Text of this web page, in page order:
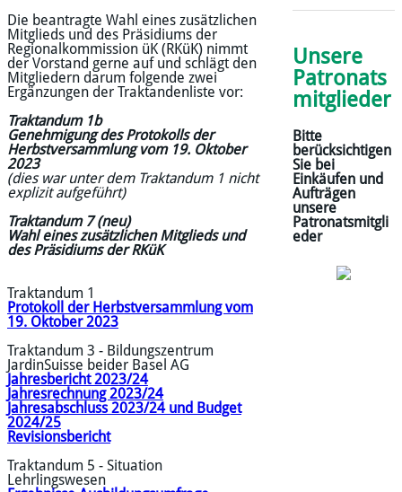
Die beantragte Wahl eines zusätzlichen
Mitglieds und des Präsidiums der
Regionalkommission üK (RKüK) nimmt
der Vorstand gerne auf und schlägt den
Mitgliedern darum folgende zwei
Ergänzungen der Traktandenliste vor:
Traktandum 1b
Genehmigung des Protokolls der
Herbstversammlung vom 19. Oktober
2023
(dies war unter dem Traktandum 1 nicht
explizit aufgeführt)
Traktandum 7 (neu)
Wahl eines zusätzlichen Mitglieds und
des Präsidiums der RKüK
Traktandum 1
Protokoll der Herbstversammlung vom
19. Oktober 2023
Traktandum 3 - Bildungszentrum
JardinSuisse beider Basel AG
Jahresbericht 2023/24
Jahresrechnung 2023/24
Jahresabschluss 2023/24 und Budget
2024/25
Revisionsbericht
Traktandum 5 - Situation
Lehrlingswesen
Unsere
Patronats
mitglieder
Bitte
berücksichtigen
Sie bei
Einkäufen und
Aufträgen
unsere
Patronatsmitgli
eder